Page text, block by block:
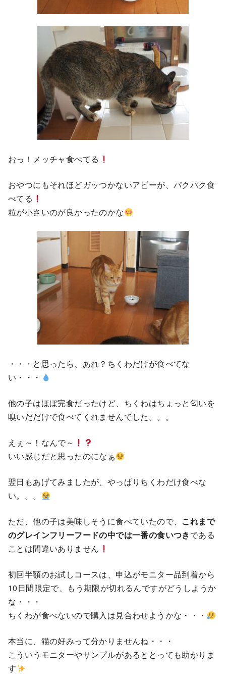
おっ！メッチャ食べてる
おやつにもそれほどガッつかないアビーが、パクパク食
べてる
粒が小さいのが良かったのかな
・・・と思ったら、あれ？ちくわだけが食べてな
い・・・
他の子はほぼ完食だったけど、ちくわはちょっと匂いを
嗅いだだけで食べてくれませんでした。。。
えぇ～！なんで～
いい感じだと思ったのになぁ
翌日もあげてみましたが、やっぱりちくわだけ食べな
い。。。
ただ、他の子は美味しそうに食べていたので、 これまで
のグレインフリーフードの中では一番の食いつきである
ことは間違いありません
初回半額のお試しコースは、申込がモニター品到着から
10日間限定で、もう期限が切れるんですがどうしようか
な・・・
ちくわが食べないので購入は見合わせようかな・・・
本当に、猫の好みって分かりませんね・・・
こういうモニターやサンプルがあるととっても助かりま
す